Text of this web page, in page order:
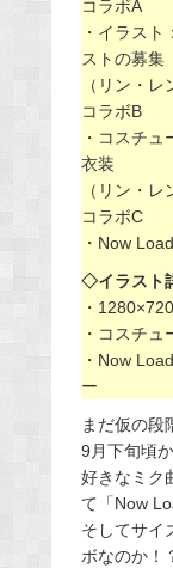
コラボA
・イラス
ストの募集
（リン・
コラボB
・コスチ
衣装
（リン・
コラボC
・Now
◇イラスト
・
・コスチ
・Now
ー
まだ仮の段
9月下旬頃
好きなミク
て「Now
そしてサイ
ボなのか！